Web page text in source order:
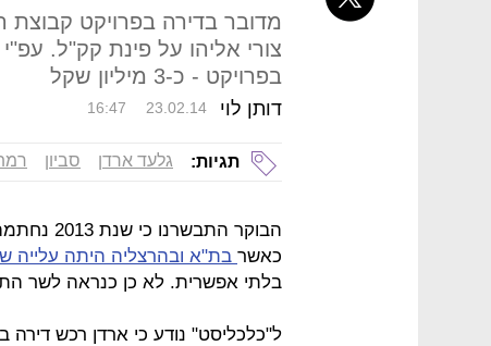
מדובר בדירה בפרויקט
בפרויקט - כ-3 מיליון שקל
דותן לוי 16:47 23.02.14
תגיות: גלעד ארדן סביון
כאשר בת"א ובהרצליה היתה עלייה של
בלתי אפשרית. לא כן כנראה לשר
ל"כלכליסט" נודע כי ארדן רכש